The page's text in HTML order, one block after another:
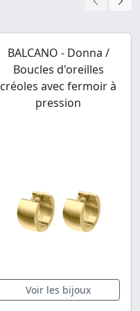
BALCANO - Donna /
Boucles d'oreilles
créoles avec fermoir à
pression
Voir les bijoux